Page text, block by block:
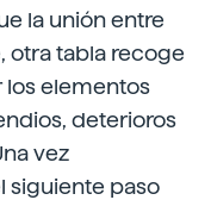
la unión entre
otra tabla recoge
los elementos
deterioros
vez
siguiente paso